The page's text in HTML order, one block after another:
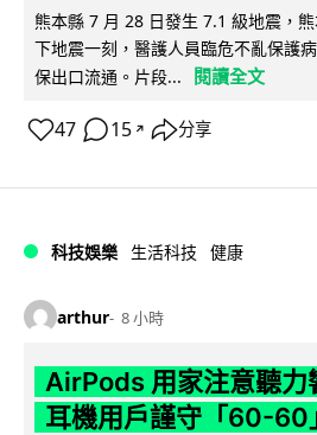
熊本縣 7 月 28 日發生 7.1 級地震，
下地震一刻，醫護人員臨危不亂保護
保出口流通。片段...
閱讀全文
47 15 ↗ 分享
科技娛樂 生活科技 健康
arthur 8 小時
AirPods 用家注意聽力
耳機用戶謹守「60-60